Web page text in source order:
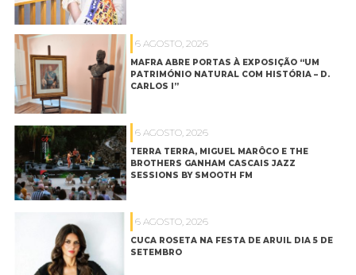
6 AGOSTO, 2026
MAFRA ABRE PORTAS À EXPOSIÇÃO “UM
PATRIMÓNIO NATURAL COM HISTÓRIA – D.
CARLOS I”
6 AGOSTO, 2026
TERRA TERRA, MIGUEL MARÔCO E THE
BROTHERS GANHAM CASCAIS JAZZ
SESSIONS BY SMOOTH FM
6 AGOSTO, 2026
CUCA ROSETA NA FESTA DE ARUIL DIA 5 DE
SETEMBRO